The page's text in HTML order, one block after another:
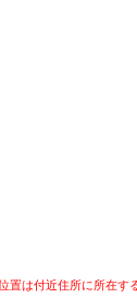
は付近住所に所在す